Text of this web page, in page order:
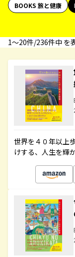
BOOKS 旅と健康
1〜20件/236件中 を
世界を４０年以上
けする、人生を輝